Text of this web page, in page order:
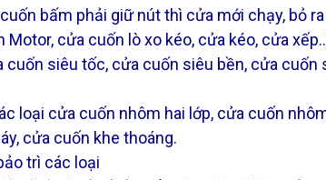
bấm phải giữ nút thì cửa mới chạy, bỏ
cửa cuốn lò xo kéo, cửa kéo, cửa
siêu tốc, cửa cuốn siêu bền, cửa
loại cửa cuốn nhôm hai lớp, cửa cuốn
cửa cuốn khe thoáng.
trì các loại